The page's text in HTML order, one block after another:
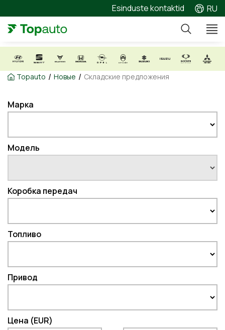
Esinduste kontaktid RU
Topauto / Новые / Складские предложения
Марка
Модель
Коробка передач
Топливо
Привод
Цена (EUR)